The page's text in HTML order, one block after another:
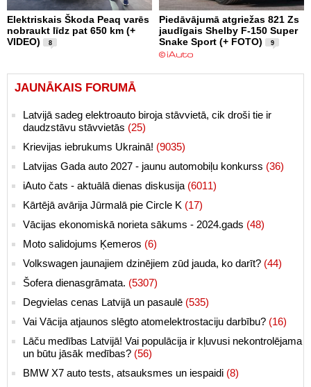
Elektriskais Škoda Peaq varēs
nobraukt līdz pat 650 km (+
VIDEO)
8
Piedāvājumā atgriežas 821 Zs
jaudīgais Shelby F-150 Super
Snake Sport (+ FOTO)
9
JAUNĀKAIS FORUMĀ
Latvijā sadeg elektroauto biroja stāvvietā, cik droši tie ir
daudzstāvu stāvvietās (25)
Krievijas iebrukums Ukrainā! (9035)
Latvijas Gada auto 2027 - jaunu automobiļu konkurss (36)
iAuto čats - aktuālā dienas diskusija (6011)
Kārtējā avārija Jūrmalā pie Circle K (17)
Vācijas ekonomiskā norieta sākums - 2024.gads (48)
Moto salidojums Ķemeros (6)
Volkswagen jaunajiem dzinējiem zūd jauda, ko darīt? (44)
Šofera dienasgrāmata. (5307)
Degvielas cenas Latvijā un pasaulē (535)
Vai Vācija atjaunos slēgto atomelektrostaciju darbību? (16)
Lāču medības Latvijā! Vai populācija ir kļuvusi nekontrolējama
un būtu jāsāk medības? (56)
BMW X7 auto tests, atsauksmes un iespaidi (8)